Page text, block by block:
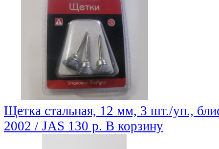
Щетка стальная, 12 мм, 3 шт./уп.,
2002 / JAS 130 р. В корзину